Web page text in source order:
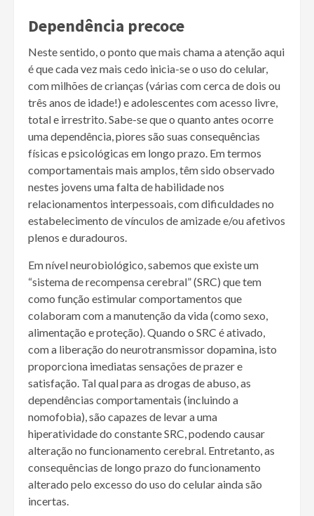
Dependência precoce
Neste sentido, o ponto que mais chama a atenção aqui
é que cada vez mais cedo inicia-se o uso do celular,
com milhões de crianças (várias com cerca de dois ou
três anos de idade!) e adolescentes com acesso livre,
total e irrestrito. Sabe-se que o quanto antes ocorre
uma dependência, piores são suas consequências
físicas e psicológicas em longo prazo. Em termos
comportamentais mais amplos, têm sido observado
nestes jovens uma falta de habilidade nos
relacionamentos interpessoais, com dificuldades no
estabelecimento de vínculos de amizade e/ou afetivos
plenos e duradouros.
Em nível neurobiológico, sabemos que existe um
“sistema de recompensa cerebral” (SRC) que tem
como função estimular comportamentos que
colaboram com a manutenção da vida (como sexo,
alimentação e proteção). Quando o SRC é ativado,
com a liberação do neurotransmissor dopamina, isto
proporciona imediatas sensações de prazer e
satisfação. Tal qual para as drogas de abuso, as
dependências comportamentais (incluindo a
nomofobia), são capazes de levar a uma
hiperatividade do constante SRC, podendo causar
alteração no funcionamento cerebral. Entretanto, as
consequências de longo prazo do funcionamento
alterado pelo excesso do uso do celular ainda são
incertas.